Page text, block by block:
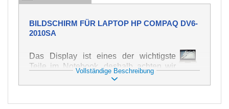
BILDSCHIRM FÜR LAPTOP HP COMPAQ DV6-
2010SA
Das Display ist eines der wichtigste
Teile im Notebook, deshalb achten wir
auf höchste Qualität dieses Ersatzteils.
Er dient zur Darstellung von Texten und
Vollständige Beschreibung